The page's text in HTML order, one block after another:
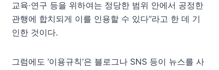
교육·연구 등을 위하여는 정당한 범위 안에서 공정한
관행에 합치되게 이를 인용할 수 있다”라고 한 데 기
인한 것이다.
그럼에도 ‘이용규칙’은 블로그나 SNS 등이 뉴스를 사